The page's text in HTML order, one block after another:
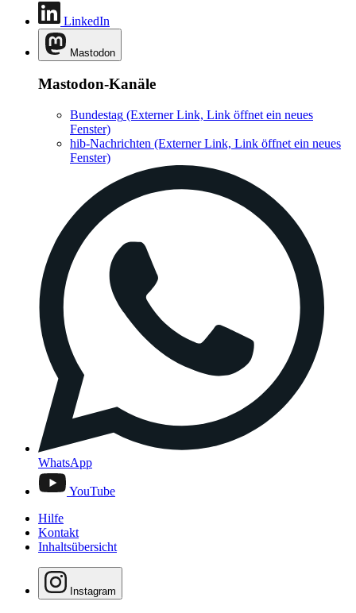
LinkedIn
Mastodon
Mastodon-Kanäle
Bundestag (Externer Link, Link öffnet ein neues
Fenster)
hib-Nachrichten (Externer Link, Link öffnet ein neues
Fenster)
WhatsApp
YouTube
Hilfe
Kontakt
Inhaltsübersicht
Instagram